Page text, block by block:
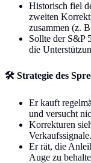
Historisch fiel
zweiten
zusammen (z.
Sollte der S&P
die
🛠️ Strategie des
Er kauft
und versucht
Korrekturen
Verkaufssignale.
Er rät, die
Auge zu